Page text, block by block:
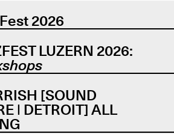
2026
LUZERN 2026:
[SOUND
| DETROIT] ALL